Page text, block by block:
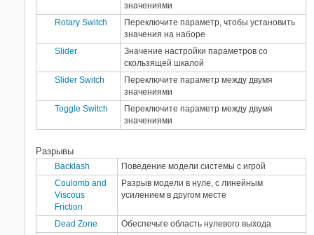
значениями
Rotary Switch
Переключите параметр, чтобы установить
значения на наборе
Slider
Значение настройки параметров со
скользящей шкалой
Slider Switch
Переключите параметр между двумя
значениями
Toggle Switch
Переключите параметр между двумя
значениями
Разрывы
Backlash
Поведение модели системы с игрой
Coulomb and
Viscous
Friction
Разрыв модели в нуле, с линейным
усилением в другом месте
Dead Zone
Обеспечьте область нулевого выхода